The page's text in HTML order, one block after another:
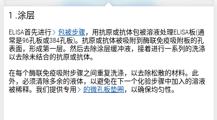
1 .涂层
ELISA首先进行 包被步骤，用抗原或抗体包被溶液处理ELISA板(通
常是96孔板或384孔板)。抗原或抗体被吸附到酶联免疫吸附板的孔
表面，形成第一层。然后去除涂层缓冲液，接着进行一系列的洗涤
以去除未结合的抗原或抗体。
在每个酶联免疫吸附步骤之间重复洗涤，以去除松散的材料。此
外，必须清除多余的液体，以避免在下一个化验步骤中加入的溶液
被稀释。我们提供专用
的微孔板垫圈 ，以确保均匀性。